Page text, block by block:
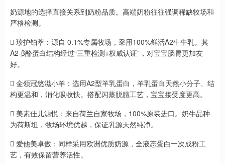
奶源地的选择直接关系到奶粉品质。高端奶粉往往强调稀缺牧场和
严格检测。
 珍护铂萃：源自 0.1%专属牧场，采用100%鲜活A2生牛乳。其
A2-β酪蛋白结构经过“三重检测+权威认证”，对宝宝肠胃更加友
好。
 金领冠悠滋小羊：选用A2型羊乳蛋白，羊乳蛋白天然小分子、结
构更温和，消化吸收快。搭配闪蒸脱膻工艺，宝宝接受度更高。
 美素佳儿源悦：来自荷兰自家牧场，100%原装进口。奶牛品种
为荷斯坦，牧场环境优越，保证乳源天然纯净。
 爱他美卓傲：同样采用欧洲优质奶源，全液态蛋白一次成粉工
艺，有效保留营养活性。